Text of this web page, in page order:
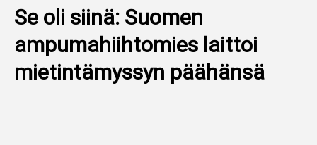
MAASTOHIIHTO
AMPUMAHIIHTO
YLEISURHEILU
Se oli siinä: Suomen
ampumahiihtomies laittoi
mietintämyssyn päähänsä